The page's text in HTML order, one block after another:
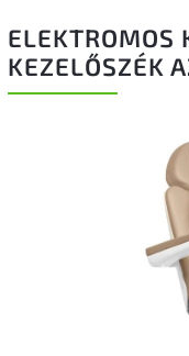
ELEKTROMOS
KEZELŐSZÉK